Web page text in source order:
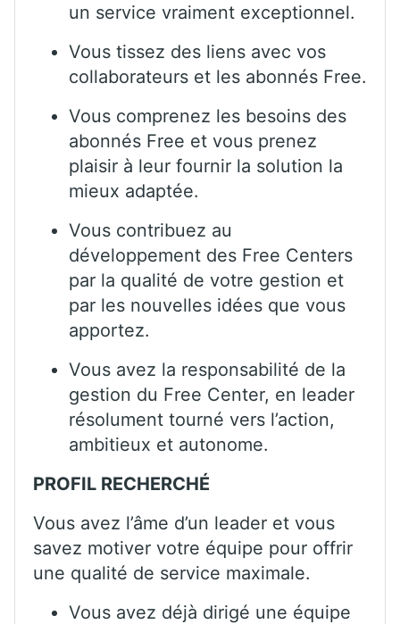
un service vraiment exceptionnel.
Vous tissez des liens avec vos
collaborateurs et les abonnés Free.
Vous comprenez les besoins des
abonnés Free et vous prenez
plaisir à leur fournir la solution la
mieux adaptée.
Vous contribuez au
développement des Free Centers
par la qualité de votre gestion et
par les nouvelles idées que vous
apportez.
Vous avez la responsabilité de la
gestion du Free Center, en leader
résolument tourné vers l’action,
ambitieux et autonome.
PROFIL RECHERCHÉ
Vous avez l’âme d’un leader et vous
savez motiver votre équipe pour offrir
une qualité de service maximale.
Vous avez déjà dirigé une équipe